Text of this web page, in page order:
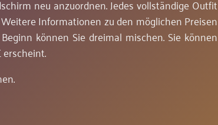
neu anzuordnen. Jedes vollständige Outfit
Informationen zu den möglichen Preisen
können Sie dreimal mischen. Sie können
erscheint.